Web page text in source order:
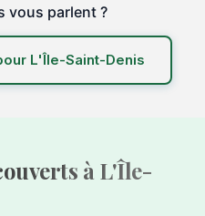
vous parlent ?
L'Île-Saint-Denis
à L'Île-